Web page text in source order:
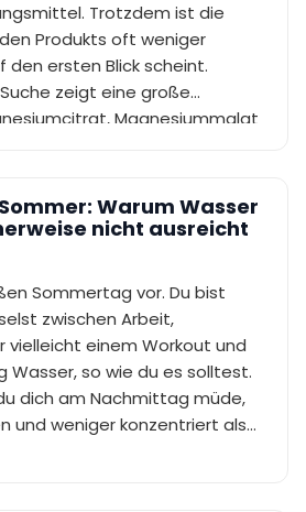
Trotzdem ist die
Produkts oft weniger
den ersten Blick scheint.
zeigt eine große
Magnesiummalat
Warum Wasser
nicht ausreicht
Sommertag vor. Du bist
zwischen Arbeit,
vielleicht einem Workout und
Wasser, so wie du es solltest.
dich am Nachmittag müde,
und weniger konzentriert als